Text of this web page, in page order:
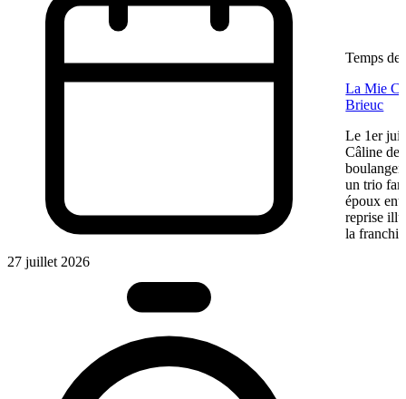
27 juillet 2026
Temps de
La Mie
Brieuc
Le 1er
Câline de
un trio
époux
reprise
la